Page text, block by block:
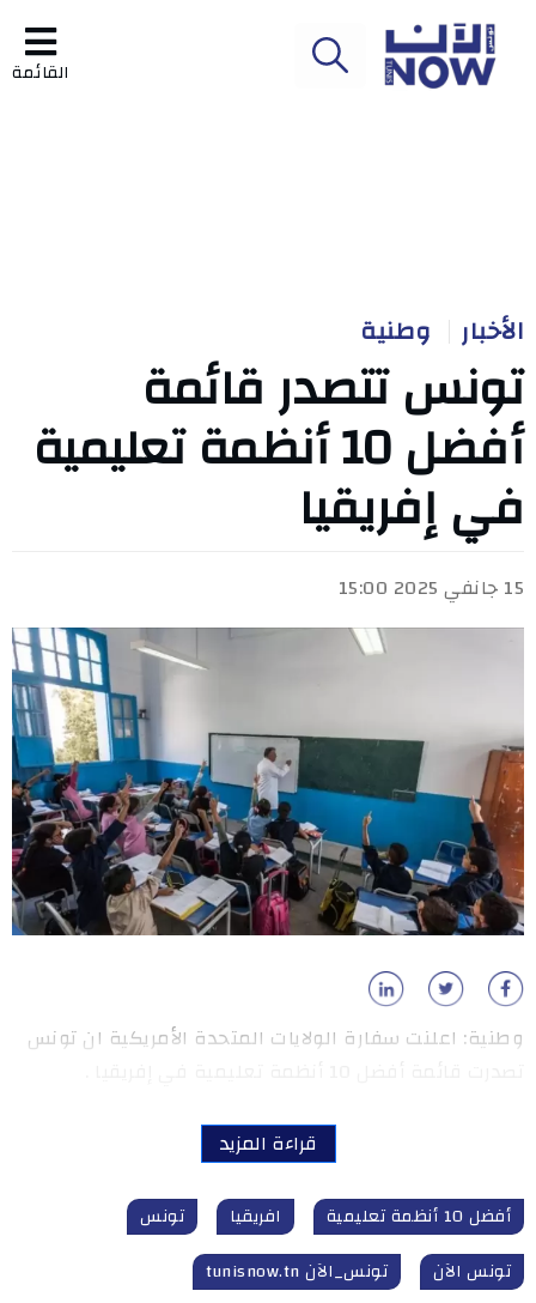
القائمة
الأخبار وطنية
تونس تتصدر قائمة
أفضل 10 أنظمة تعليمية
في إفريقيا
15 جانفي 2025 15:00
وطنية: اعلنت سفارة الولايات المتحدة الأمريكية ان تونس
قراءة المزيد
أفضل 10 أنظمة تعليمية افريقيا
تونس
تونس الآن
تونس_الآن tunisnow.tn